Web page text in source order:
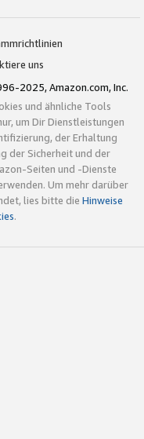
uns
2025, Amazon.com, Inc.
und ähnliche Tools
um Dir Dienstleistungen
der Erhaltung
der Sicherheit und der
Seiten und -Dienste
Um mehr darüber
lies bitte die Hinweise
.